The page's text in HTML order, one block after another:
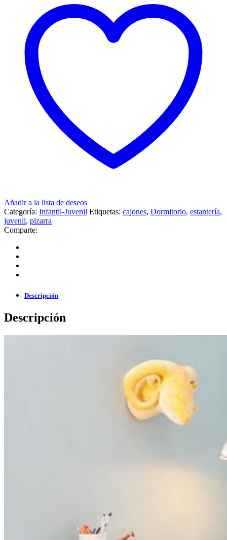
Añadir a la lista de deseos
Categoría: Infantil-Juvenil Etiquetas: cajones, Dormitorio, estantería,
juvenil, pizarra
Comparte:
Descripción
Descripción